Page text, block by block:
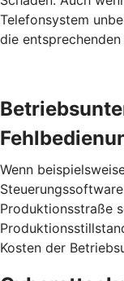
Telefonsystem
die
Wenn
Produktionsstraße
Kosten der